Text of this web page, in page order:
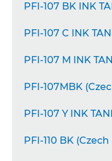
PFI-107 BK INK
PFI-107 C INK
PFI-107 M INK
PFI-107MBK
PFI-107 Y INK
PFI-110 BK (Czech